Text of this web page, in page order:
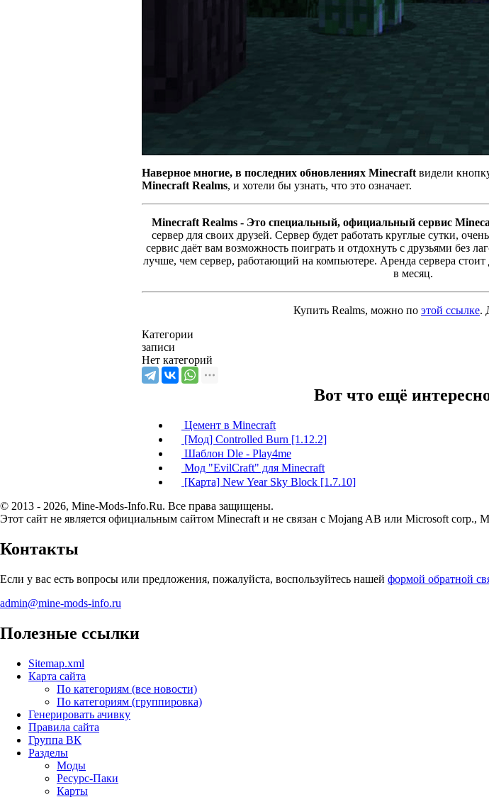
Наверное многие, в последних обновлениях Minecraft видели
Minecraft Realms, и хотели бы узнать, что это означает.
Minecraft Realms - Это специальный, официальный сервис
сервер для своих друзей. Сервер будет работать круглые сутки,
сервис даёт вам возможность поиграть и отдохнуть с друзьями без
лучше, чем сервер, работающий на компьютере. Аренда сервера
в месяц.
Купить Realms, можно по этой ссылке.
Категории
записи
Нет категорий
Вот что ещё
Цемент в Minecraft
[Мод] Controlled Burn [1.12.2]
Шаблон Dle - Play4me
Мод "EvilCraft" для Minecraft
[Карта] New Year Sky Block [1.7.10]
© 2013 - 2026, Mine-Mods-Info.Ru. Все права защищены.
Этот сайт не является официальным сайтом Minecraft и не связан с Mojang AB или Microsoft corp.,
Контакты
Если у вас есть вопросы или предложения, пожалуйста, воспользуйтесь нашей формой обратной
admin@mine-mods-info.ru
Полезные ссылки
Sitemap.xml
Карта сайта
По категориям (все новости)
По категориям (группировка)
Генерировать ачивку
Правила сайта
Группа ВК
Разделы
Моды
Ресурс-Паки
Карты